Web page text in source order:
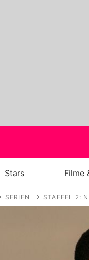
Stars Filme
SERIEN STAFFEL 2: